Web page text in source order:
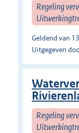
Regeling
Geldend van
Uitgegeven
Regeling